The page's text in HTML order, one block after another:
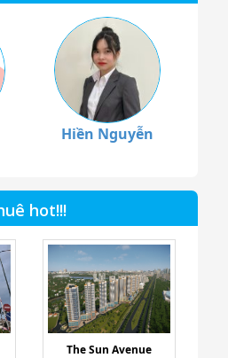
Hiền Nguyễn
hot!!!
The Sun Avenue